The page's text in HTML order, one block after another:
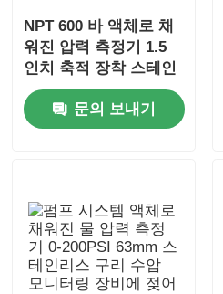
NPT 600 바 액체로 채
워진 압력 측정기 1.5
인치 축적 장착 스테인
레스 스틸
문의 보내기